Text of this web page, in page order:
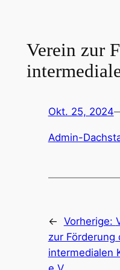
springenVerein zur
Okt. 25, 2024
Admin-
← Vorherige:
zur Förderung
intermedialen